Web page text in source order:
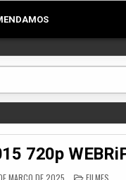
720p
MARÇO DE 2025 POSTED
FILMES